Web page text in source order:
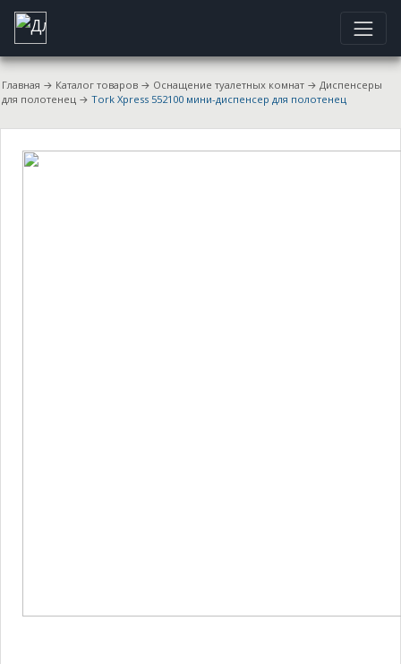
Главная → Каталог товаров → Оснащение туалетных комнат → Диспенсеры
для полотенец → Tork Xpress 552100 мини-диспенсер для полотенец